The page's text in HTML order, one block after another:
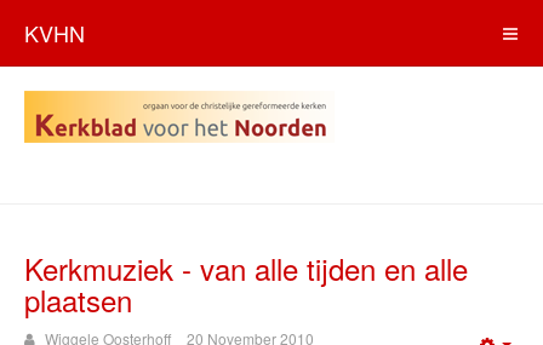
KVHN
Kerkmuziek - van alle tijden en alle
plaatsen
Wiggele Oosterhoff 20 November 2010